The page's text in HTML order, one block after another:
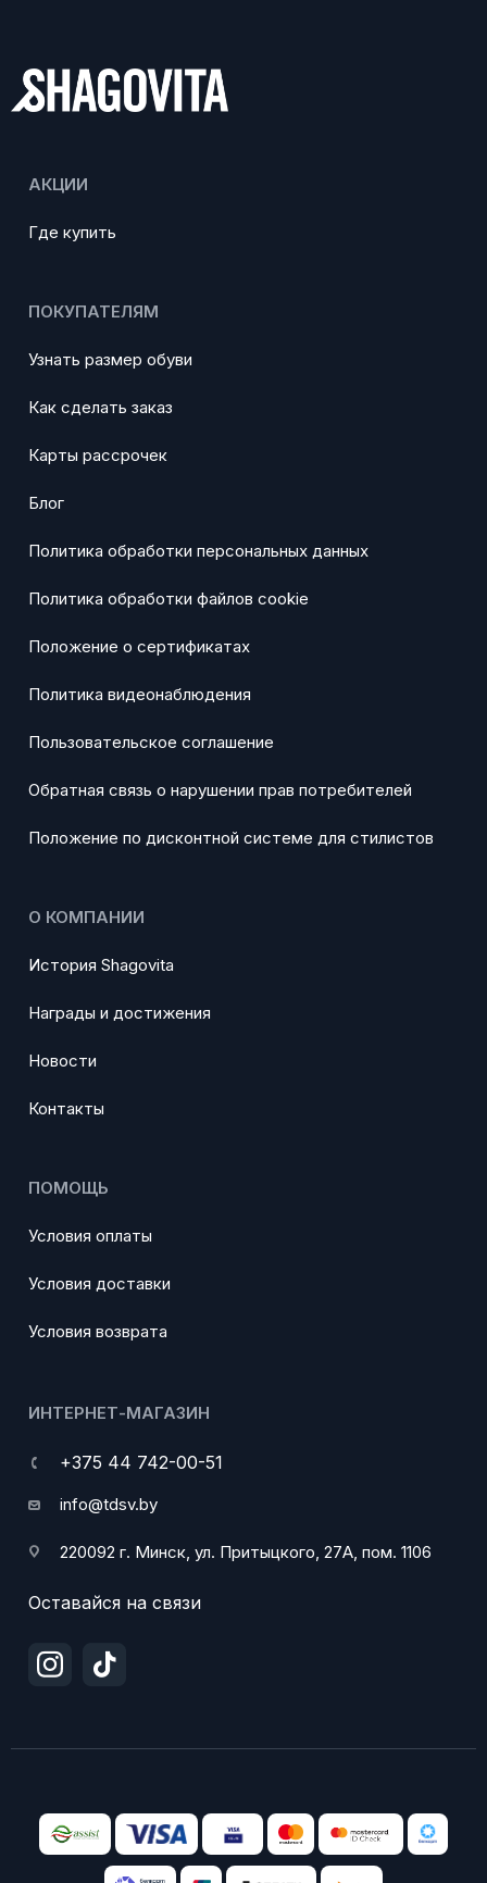
АКЦИИ
Где купить
ПОКУПАТЕЛЯМ
Узнать размер обуви
Как сделать заказ
Карты рассрочек
Блог
Политика обработки персональных данных
Политика обработки файлов cookie
Положение о сертификатах
Политика видеонаблюдения
Пользовательское соглашение
Обратная связь о нарушении прав потребителей
Положение по дисконтной системе для стилистов
О КОМПАНИИ
История Shagovita
Награды и достижения
Новости
Контакты
ПОМОЩЬ
Условия оплаты
Условия доставки
Условия возврата
ИНТЕРНЕТ-МАГАЗИН
+375 44 742-00-51
info@tdsv.by
220092 г. Минск, ул. Притыцкого, 27А, пом. 1106
Оставайся на связи